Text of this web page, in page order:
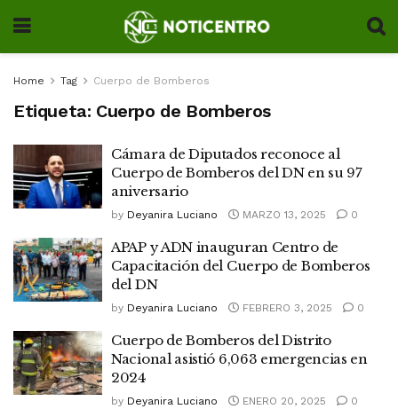
Home Tag Cuerpo de Bomberos
Etiqueta: Cuerpo de Bomberos
Cámara de Diputados reconoce al
Cuerpo de Bomberos del DN en su 97
aniversario
by Deyanira Luciano MARZO 13, 2025 0
APAP y ADN inauguran Centro de
Capacitación del Cuerpo de Bomberos
del DN
by Deyanira Luciano FEBRERO 3, 2025 0
Cuerpo de Bomberos del Distrito
Nacional asistió 6,063 emergencias en
2024
by Deyanira Luciano ENERO 20, 2025 0